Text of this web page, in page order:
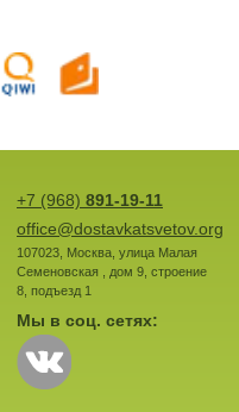
+7 (968) 891-19-11
office@dostavkatsvetov.org
107023, Москва, улица Малая
Семеновская , дом 9, строение
8, подъезд 1
Мы в соц. сетях: